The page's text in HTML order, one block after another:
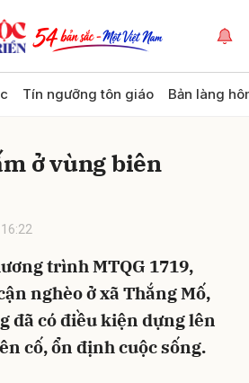
Tín ngưỡng tôn giáo Bản làng
ở vùng biên
trình MTQG 1719,
nghèo ở xã Thắng Mố,
đã có điều kiện dựng lên
cố, ổn định cuộc sống.
Hủy